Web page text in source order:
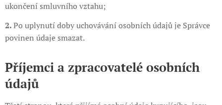
ukončení smluvního vztahu;
2.Po uplynutí doby uchovávání osobních údajů je Správce
povinen údaje smazat.
Příjemci a zpracovatelé osobních
údajů